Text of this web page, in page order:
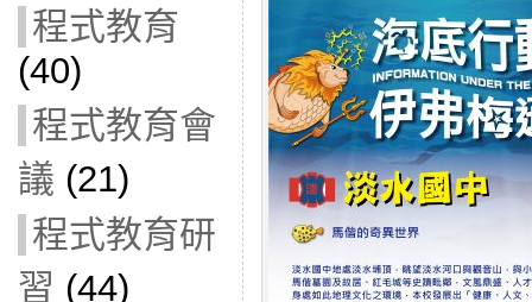
程式教育
(40)
程式教育會
議 (21)
程式教育研
習 (44)